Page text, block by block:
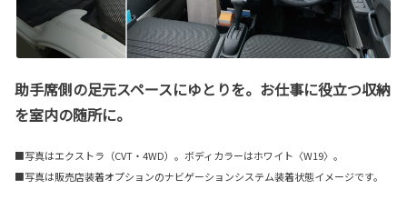
助手席側の足元スペースにゆとりを。お仕事に役立つ収納
を室内の随所に。
■写真はエクストラ（CVT・4WD）。ボディカラーはホワイト〈W19〉。
■写真は販売店装着オプションのナビゲーションシステム装着状態イメージです。